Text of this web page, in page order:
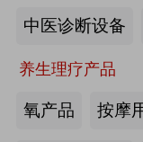
中医诊断设备
养生理疗产品
氧产品 按摩